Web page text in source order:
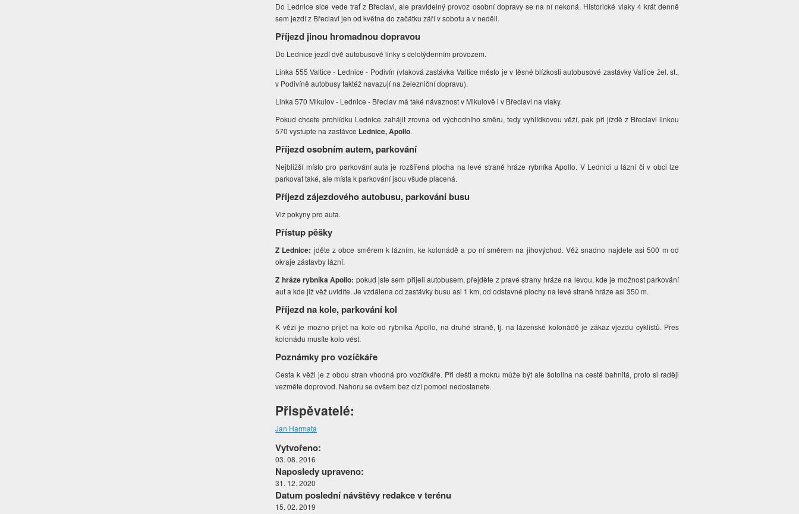
Do Lednice sice vede trať z Břeclavi, ale pravidelný provoz osobní dopravy se na ní nekoná. Historické vlaky 4 krát denně
sem jezdí z Břeclavi jen od května do začátku září v sobotu a v neděli.
Příjezd jinou hromadnou dopravou
Do Lednice jezdí dvě autobusové linky s celotýdenním provozem.
Linka 555 Valtice - Lednice - Podivín (vlaková zastávka Valtice město je v těsné blízkosti autobusové zastávky Valtice žel. st.,
v Podivíně autobusy taktéž navazují na železniční dopravu).
Linka 570 Mikulov - Lednice - Břeclav má také návaznost v Mikulově i v Břeclavi na vlaky.
Pokud chcete prohlídku Lednice zahájit zrovna od východního směru, tedy vyhlídkovou věží, pak při jízdě z Břeclavi linkou
570 vystupte na zastávce Lednice, Apollo.
Příjezd osobním autem, parkování
Nejbližší místo pro parkování auta je rozšířená plocha na levé straně hráze rybníka Apollo. V Lednici u lázní či v obci lze
parkovat také, ale místa k parkování jsou všude placená.
Příjezd zájezdového autobusu, parkování busu
Viz pokyny pro auta.
Přístup pěšky
Z Lednice: jděte z obce směrem k lázním, ke kolonádě a po ní směrem na jihovýchod. Věž snadno najdete asi 500 m od
okraje zástavby lázní.
Z hráze rybníka Apollo: pokud jste sem přijeli autobusem, přejděte z pravé strany hráze na levou, kde je možnost parkování
aut a kde již věž uvidíte. Je vzdálena od zastávky busu asi 1 km, od odstavné plochy na levé straně hráze asi 350 m.
Příjezd na kole, parkování kol
K věži je možno přijet na kole od rybníka Apollo, na druhé straně, tj. na lázeňské kolonádě je zákaz vjezdu cyklistů. Přes
kolonádu musíte kolo vést.
Poznámky pro vozíčkáře
Cesta k věži je z obou stran vhodná pro vozíčkáře. Při dešti a mokru může být ale šotolina na cestě bahnitá, proto si raději
vezměte doprovod. Nahoru se ovšem bez cizí pomoci nedostanete.
Přispěvatelé:
Jan Harmata
Vytvořeno:
03. 08. 2016
Naposledy upraveno:
31. 12. 2020
Datum poslední návštěvy redakce v terénu
15. 02. 2019